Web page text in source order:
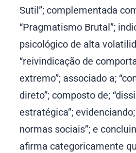
Sutil”; complementada
“Pragmatismo Brutal”;
psicológico de alta
“reivindicação de
extremo”; associado a;
direto”; composto de;
estratégica”;
normas sociais”; e
afirma categoricamente